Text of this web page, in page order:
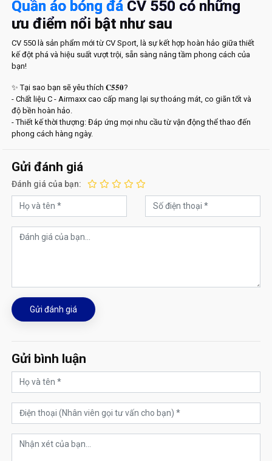
Quần áo bóng đáCV 550 có những
ưu điểm nổi bật như sau
CV 550 là sản phẩm mới từ CV Sport, là sự kết hợp hoàn hảo giữa thiết
kế đột phá và hiệu suất vượt trội, sẵn sàng nâng tầm phong cách của
bạn!
✨ Tại sao bạn sẽ yêu thích 𝐂𝟓𝟓𝟎?
- Chất liệu C - Airmaxx cao cấp mang lại sự thoáng mát, co giãn tốt và
độ bền hoàn hảo.
- Thiết kế thời thượng: Đáp ứng mọi nhu cầu từ vận động thể thao đến
phong cách hàng ngày.
Gửi đánh giá
Đánh giá của bạn:
Gửi đánh giá
Gửi bình luận